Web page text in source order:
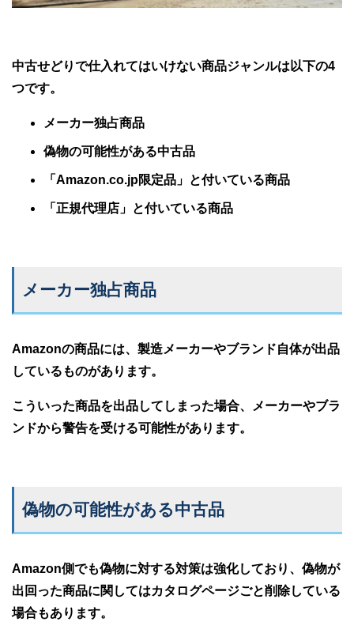
中古せどりで仕入れてはいけない商品ジャンルは以下の4
つです。
メーカー独占商品
偽物の可能性がある中古品
「Amazon.co.jp限定品」と付いている商品
「正規代理店」と付いている商品
メーカー独占商品
Amazonの商品には、製造メーカーやブランド自体が出品
しているものがあります。
こういった商品を出品してしまった場合、メーカーやブラ
ンドから警告を受ける可能性があります。
偽物の可能性がある中古品
Amazon側でも偽物に対する対策は強化しており、偽物が
出回った商品に関してはカタログページごと削除している
場合もあります。